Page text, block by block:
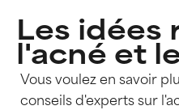
Les idées
l'acné et
Vous voulez en savoir
conseils d'experts sur